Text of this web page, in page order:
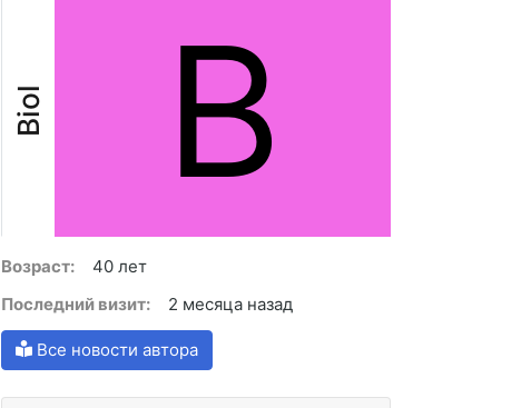
Biol B
Возраст:
40 лет
Последний визит:
2 месяца назад
Все новости автора